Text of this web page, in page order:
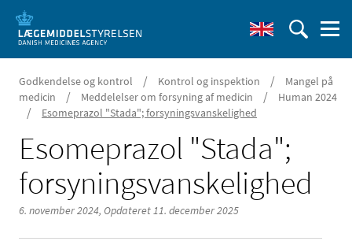
Godkendelse og kontrol / Kontrol og inspektion /
Mangel på
medicin
/ Meddelelser om forsyning af medicin / Human 2024
/ Esomeprazol "Stada"; forsyningsvanskelighed
Esomeprazol "Stada";
forsyningsvanskelighed
6. november 2024, Opdateret 11. december 2025